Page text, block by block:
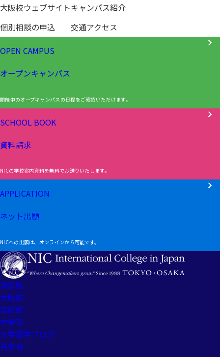
大阪校ウェブサイトキャンパス紹介
個別相談の申込
交通アクセス
OPEN CAMPUS
オープンキャンパス
開催中のオープキャンパスの日程をご確認いただけます。
SCHOOL BOOK
資料請求
NICの学校案内資料を無料でお送りいたします。
APPLICATION
ネット出願
NICへの出願は、オンラインから可能です。
東京校
大阪校
高校部
中学部
大学留学ブログ
共歩会